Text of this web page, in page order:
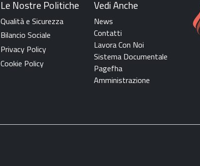
Le Nostre Politiche
Qualità e Sicurezza
Bilancio Sociale
Privacy Policy
Cookie Policy
Vedi Anche
News
Contatti
Lavora Con Noi
Sistema Documentale
Pagefha
Amministrazione